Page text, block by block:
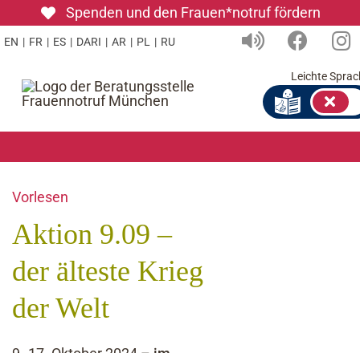
Spenden und den Frauen*notruf fördern
EN | FR | ES | DARI | AR | PL | RU
Leichte
Vorlesen
Aktion 9.09 –
der älteste Krieg
der Welt